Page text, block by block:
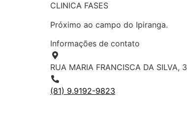
CLINICA FASES
Próximo ao campo do Ipiranga.
Informações de contato
RUA MARIA FRANCISCA DA SILVA,
(81) 9.9192-9823